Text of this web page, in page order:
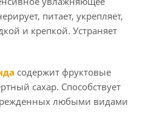
питает, укрепляет,
и крепкой. Устраняет
содержит фруктовые
сахар. Способствует
любыми видами